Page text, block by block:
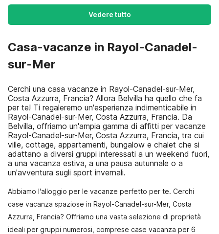
Vedere tutto
Casa-vacanze in Rayol-Canadel-
sur-Mer
Cerchi una casa vacanze in Rayol-Canadel-sur-Mer,
Costa Azzurra, Francia? Allora Belvilla ha quello che fa
per te! Ti regaleremo un'esperienza indimenticabile in
Rayol-Canadel-sur-Mer, Costa Azzurra, Francia. Da
Belvilla, offriamo un'ampia gamma di affitti per vacanze
Rayol-Canadel-sur-Mer, Costa Azzurra, Francia, tra cui
ville, cottage, appartamenti, bungalow e chalet che si
adattano a diversi gruppi interessati a un weekend fuori,
a una vacanza estiva, a una pausa autunnale o a
un'avventura sugli sport invernali.
Abbiamo l'alloggio per le vacanze perfetto per te. Cerchi
case vacanza spaziose in Rayol-Canadel-sur-Mer, Costa
Azzurra, Francia? Offriamo una vasta selezione di proprietà
ideali per gruppi numerosi, comprese case vacanza per 6